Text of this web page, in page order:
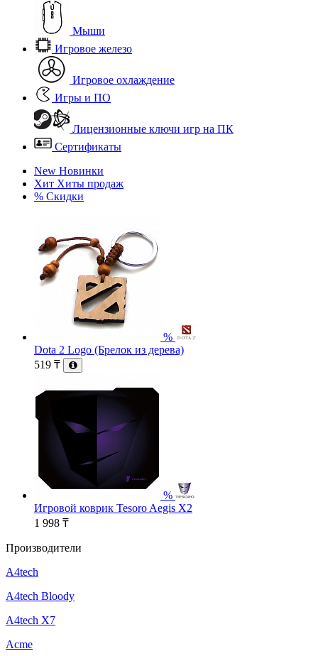
Мыши
Игровое железо
Игровое охлаждение
Игры и ПО
Лицензионные ключи игр на ПК
Сертификаты
New Новинки
Хит Хиты продаж
% Скидки
%
Dota 2 Logo (Брелок из дерева)
519 ₸
%
Игровой коврик Tesoro Aegis X2
1 998 ₸
Производители
A4tech
A4tech Bloody
A4tech X7
Acme